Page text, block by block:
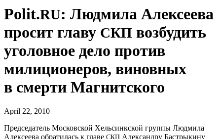
Polit.RU: Людмила Алексеева
просит главу СКП возбудить
уголовное дело против
милиционеров, виновных
в смерти Магнитского
April 22, 2010
Председатель Московской Хельсинкской группы Людмила
Алексеева обратилась к главе СКП Александру Бастрыкину